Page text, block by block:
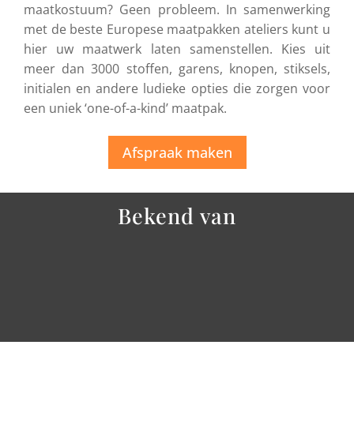
maatkostuum? Geen probleem. In samenwerking
met de beste Europese maatpakken ateliers kunt u
hier uw maatwerk laten samenstellen. Kies uit
meer dan 3000 stoffen, garens, knopen, stiksels,
initialen en andere ludieke opties die zorgen voor
een uniek ‘one-of-a-kind’ maatpak.
Afspraak maken
Bekend van